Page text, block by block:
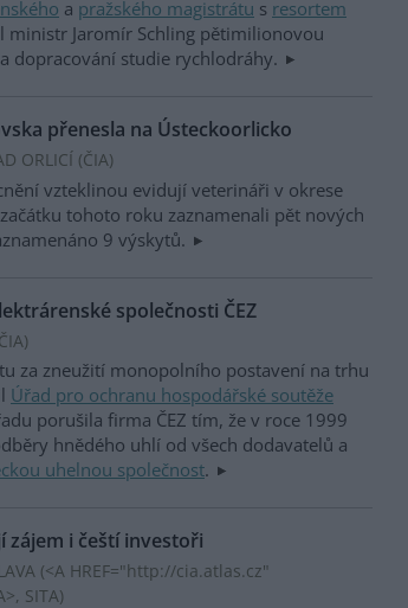
a pražského magistrátu s resortem
ministr Jaromír Schling pětimilionovou
dopracování studie rychlodráhy.
přenesla na Ústeckoorlicko
ORLICÍ (ČIA)
vzteklinou evidují veterináři v okrese
tohoto roku zaznamenali pět nových
9 výskytů.
společnosti ČEZ
ČIA)
za zneužití monopolního postavení na trhu
Úřad pro ochranu hospodářské soutěže
porušila firma ČEZ tím, že v roce 1999
hnědého uhlí od všech dodavatelů a
uhelnou společnost.
zájem i čeští investoři
(<A HREF="http://cia.atlas.cz"
SITA)